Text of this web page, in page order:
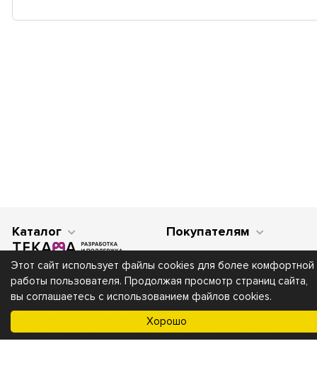
Хорошо
Этот сайт использует файлы cookies для более комфортной
работы пользователя. Продолжая просмотр страниц сайта,
вы соглашаетесь с использованием файлов cookies.
Каталог Покупателям
Мы получаем и обрабатываем персональные данные посетителей
нашего сайта в соответствии софициальной политикой. Если вы не